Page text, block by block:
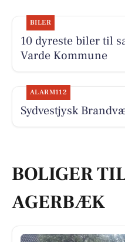
BILER
10 dyreste biler til
Varde Kommune
ALARM112
Sydvestjysk
BOLIGER
AGERBÆK